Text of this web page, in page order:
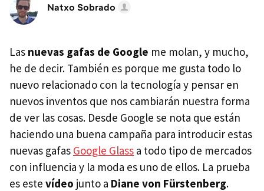
Natxo Sobrado
Las nuevas gafas de Google me molan, y mucho,
he de decir. También es porque me gusta todo lo
nuevo relacionado con la tecnología y pensar en
nuevos inventos que nos cambiarán nuestra forma
de ver las cosas. Desde Google se nota que están
haciendo una buena campaña para introducir estas
nuevas gafas Google Glass a todo tipo de mercados
con influencia y la moda es uno de ellos. La prueba
es este vídeo junto a Diane von Fürstenberg.